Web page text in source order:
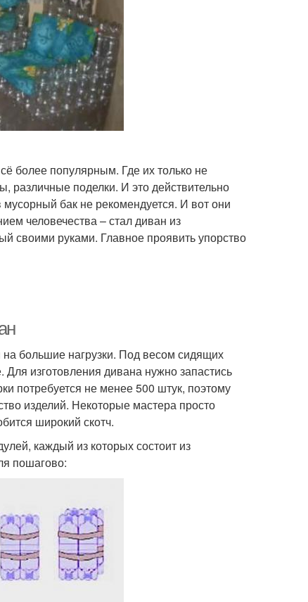
более популярным. Где их только не
поделки. И это действительно
бак не рекомендуется. И вот они
человечества – стал диван из
своими руками. Главное проявить упорство
на большие нагрузки. Под весом сидящих
изготовления дивана нужно запастись
потребуется не менее 500 штук, поэтому
изделий. Некоторые мастера просто
широкий скотч.
каждый из которых состоит из
пошагово: